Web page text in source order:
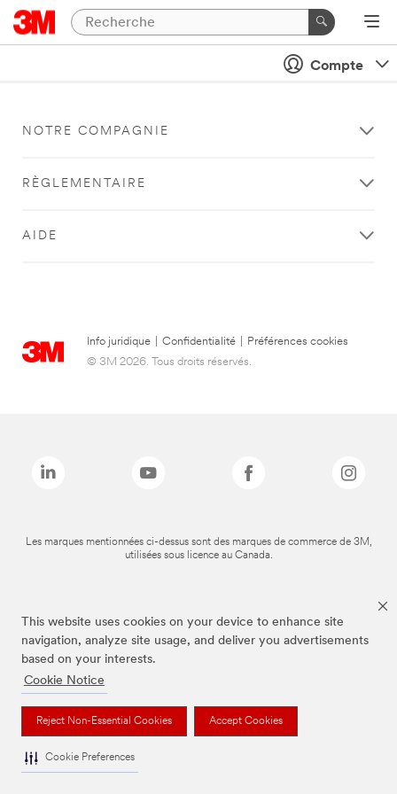
This website uses cookies on your device to enhance site
navigation, analyze site usage, and deliver you advertisements
based on your interests.
Cookie Notice
Reject Non-Essential Cookies Accept Cookies
Cookie Preferences
Compte
NOTRE COMPAGNIE
RÈGLEMENTAIRE
AIDE
Info juridique Confidentialité
Préférences cookies
© 3M 2026. Tous droits réservés.
Les marques mentionnées ci-dessus sont des marques de commerce de 3M,
utilisées sous licence au Canada.